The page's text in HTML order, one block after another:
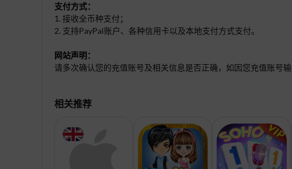
支付方式：
1. 接收全币种支付；
2. 支持PayPal账户、各种信用卡以及本地支付方式支付。
网站声明：
请多次确认您的充值账号及相关信息是否正确，如因您充值账号
相关推荐